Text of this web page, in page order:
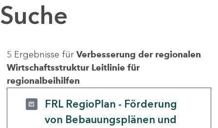
Suche
5 Ergebnisse für Verbesserung der regionalen
Wirtschaftsstruktur Leitlinie für
regionalbeihilfen
FRL RegioPlan - Förderung
von Bebauungsplänen und